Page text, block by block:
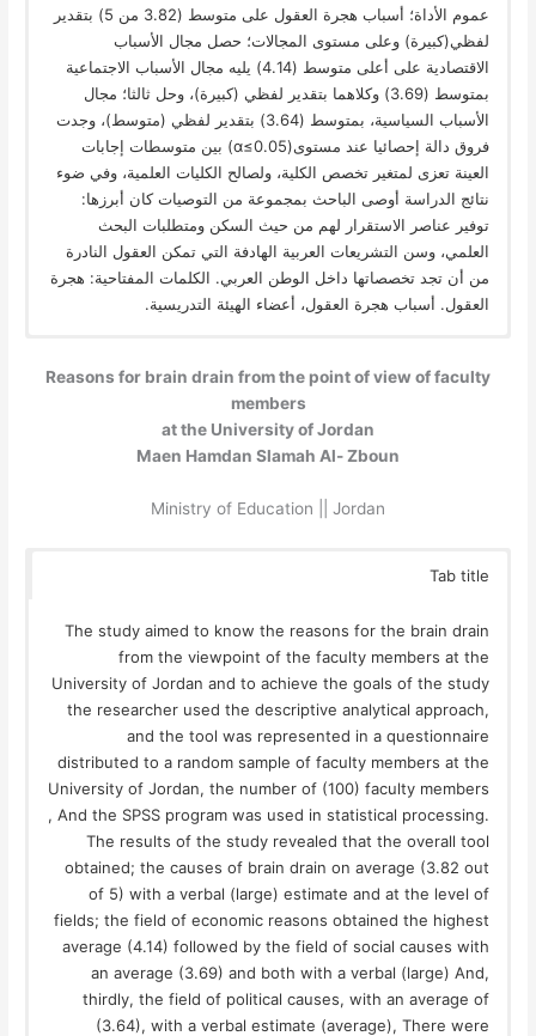
عموم الأداة؛ أسباب هجرة العقول على متوسط (3.82 من 5) بتقدير
لفظي(كبيرة) وعلى مستوى المجالات؛ حصل مجال الأسباب
الاقتصادية على أعلى متوسط (4.14) يليه مجال الأسباب الاجتماعية
بمتوسط (3.69) وكلاهما بتقدير لفظي (كبيرة)، وحل ثالثا؛ مجال
الأسباب السياسية، بمتوسط (3.64) بتقدير لفظي (متوسط)، وجدت
فروق دالة إحصائيا عند مستوى(α≤0.05) بين متوسطات إجابات
العينة تعزى لمتغير تخصص الكلية، ولصالح الكليات العلمية، وفي ضوء
نتائج الدراسة أوصى الباحث بمجموعة من التوصيات كان أبرزها:
توفير عناصر الاستقرار لهم من حيث السكن ومتطلبات البحث
العلمي، وسن التشريعات العربية الهادفة التي تمكن العقول النادرة
من أن تجد تخصصاتها داخل الوطن العربي. الكلمات المفتاحية: هجرة
العقول. أسباب هجرة العقول، أعضاء الهيئة التدريسية.
Reasons for brain drain from the point of view of faculty
members
at the University of Jordan
Maen Hamdan Slamah Al- Zboun
Ministry of Education || Jordan
Tab title
The study aimed to know the reasons for the brain drain
from the viewpoint of the faculty members at the
University of Jordan and to achieve the goals of the study
the researcher used the descriptive analytical approach,
and the tool was represented in a questionnaire
distributed to a random sample of faculty members at the
University of Jordan, the number of (100) faculty members
, And the SPSS program was used in statistical processing.
The results of the study revealed that the overall tool
obtained; the causes of brain drain on average (3.82 out
of 5) with a verbal (large) estimate and at the level of
fields; the field of economic reasons obtained the highest
average (4.14) followed by the field of social causes with
an average (3.69) and both with a verbal (large) And,
thirdly, the field of political causes, with an average of
(3.64), with a verbal estimate (average), There were